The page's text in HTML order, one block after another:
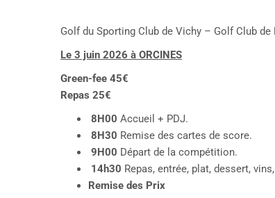
Golf du Sporting Club de Vichy – Golf Club
Le 3 juin 2026 à ORCINES
Green-fee 45€
Repas 25€
8H00 Accueil + PDJ.
8H30 Remise des cartes de score.
9H00 Départ de la compétition.
14h30 Repas, entrée, plat, dessert,
Remise des Prix